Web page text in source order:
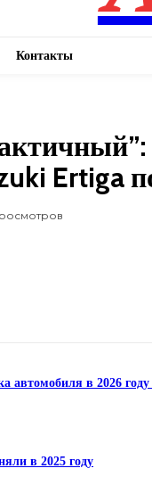
Контакты
Ertiga
автомобиля в 2026
в 2025 году